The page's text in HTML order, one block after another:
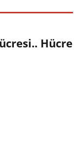
Hücre